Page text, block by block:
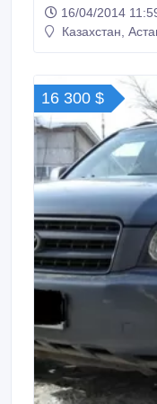
16/04/2014
Казахстан,
16 300 $